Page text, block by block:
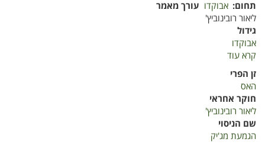
תחום אבוקדו עורך מאמר
ליאור רובינוביץ'
גידול
אבוקדו
קרא עוד
זן הפרי
האס
חוקר אחראי
ליאור רובינוביץ'
שם הניסוי
הגמעת מג'יק